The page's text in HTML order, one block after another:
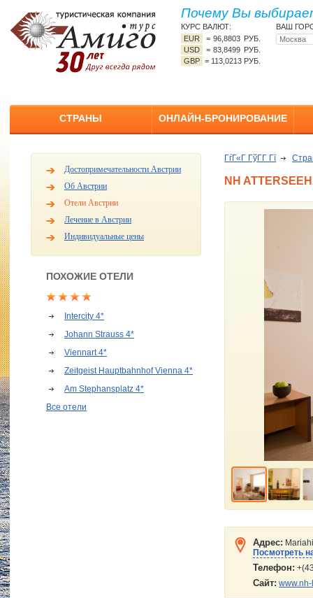
Почему Вы
КУРС ВАЛЮТ:
EUR
=96,8803 РУБ.
USD
=83,8499 РУБ.
GBP = 113,0213 РУБ.
ВАШ
СТРАНЫ ОНЛАЙН-БРОНИРОВАНИЕ
Достопримечательности Австрии
Об Австрии
Отели Австрии
Лечение в Австрии
Индивидуальные цены
ПОХОЖИЕ ОТЕЛИ
Intercity 4*
Johann Strauss 4*
Viennart 4*
Zeitgeist Hauptbahnhof Vienna 4*
Am Stephansplatz 4*
Все отели
ГѓГ«Г ГўГ­Г Гї
NH
Адрес:
Посмотреть
Телефон:
Сайт: